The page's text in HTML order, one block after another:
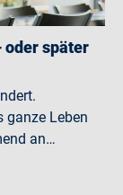
oder später
ganze Leben
an…